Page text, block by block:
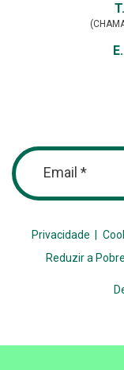
T.
E.
REDE
Email *
Privacidade
Reduzir a